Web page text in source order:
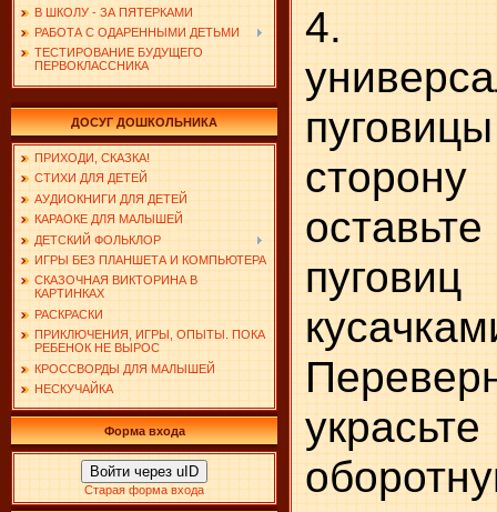
В ШКОЛУ - ЗА ПЯТЕРКАМИ
РАБОТА С ОДАРЕННЫМИ ДЕТЬМИ
ТЕСТИРОВАНИЕ БУДУЩЕГО
ПЕРВОКЛАССНИКА
ДОСУГ ДОШКОЛЬНИКА
ПРИХОДИ, СКАЗКА!
СТИХИ ДЛЯ ДЕТЕЙ
АУДИОКНИГИ ДЛЯ ДЕТЕЙ
КАРАОКЕ ДЛЯ МАЛЫШЕЙ
ДЕТСКИЙ ФОЛЬКЛОР
ИГРЫ БЕЗ ПЛАНШЕТА И КОМПЬЮТЕРА
СКАЗОЧНАЯ ВИКТОРИНА В
КАРТИНКАХ
РАСКРАСКИ
ПРИКЛЮЧЕНИЯ, ИГРЫ, ОПЫТЫ. ПОКА
РЕБЕНОК НЕ ВЫРОС
КРОССВОРДЫ ДЛЯ МАЛЫШЕЙ
НЕСКУЧАЙКА
Форма входа
Войти через uID
Старая форма входа
4.